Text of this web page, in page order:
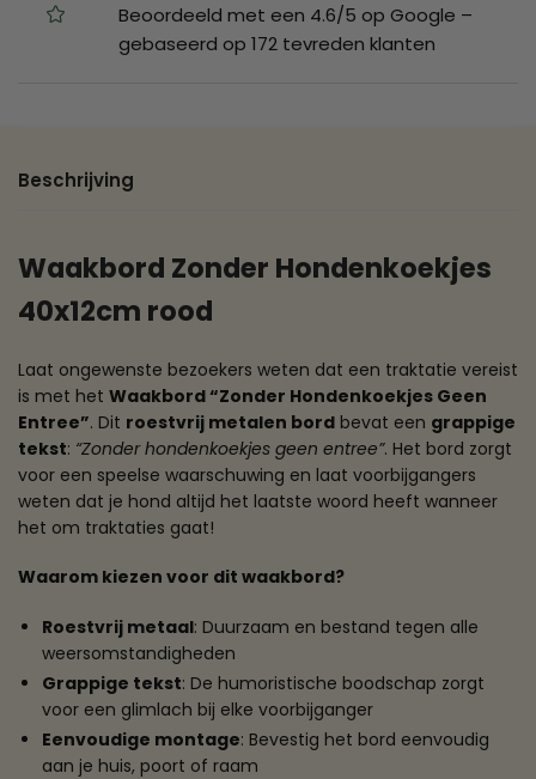
Beoordeeld met een 4.6/5 op Google –
gebaseerd op 172 tevreden klanten
Beschrijving
Waakbord Zonder Hondenkoekjes
40x12cm rood
Laat ongewenste bezoekers weten dat een traktatie vereist
is met het Waakbord “Zonder Hondenkoekjes Geen
Entree”. Dit roestvrij metalen bord bevat een grappige
tekst: “Zonder hondenkoekjes geen entree”. Het bord zorgt
voor een speelse waarschuwing en laat voorbijgangers
weten dat je hond altijd het laatste woord heeft wanneer
het om traktaties gaat!
Waarom kiezen voor dit waakbord?
Roestvrij metaal: Duurzaam en bestand tegen alle
weersomstandigheden
Grappige tekst: De humoristische boodschap zorgt
voor een glimlach bij elke voorbijganger
Eenvoudige montage: Bevestig het bord eenvoudig
aan je huis, poort of raam